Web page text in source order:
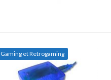
Gaming et Retrogaming